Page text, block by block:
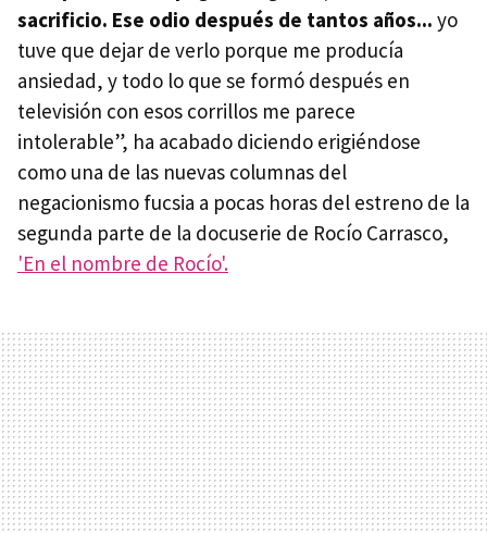
sacrificio. Ese odio después de tantos años... yo
tuve que dejar de verlo porque me producía
ansiedad, y todo lo que se formó después en
televisión con esos corrillos me parece
intolerable”, ha acabado diciendo erigiéndose
como una de las nuevas columnas del
negacionismo fucsia a pocas horas del estreno de la
segunda parte de la docuserie de Rocío Carrasco,
'En el nombre de Rocío'.